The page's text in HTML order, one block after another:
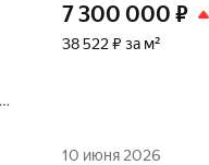
7 300 000 ₽
38 522 ₽ за м²
10 июня 2026